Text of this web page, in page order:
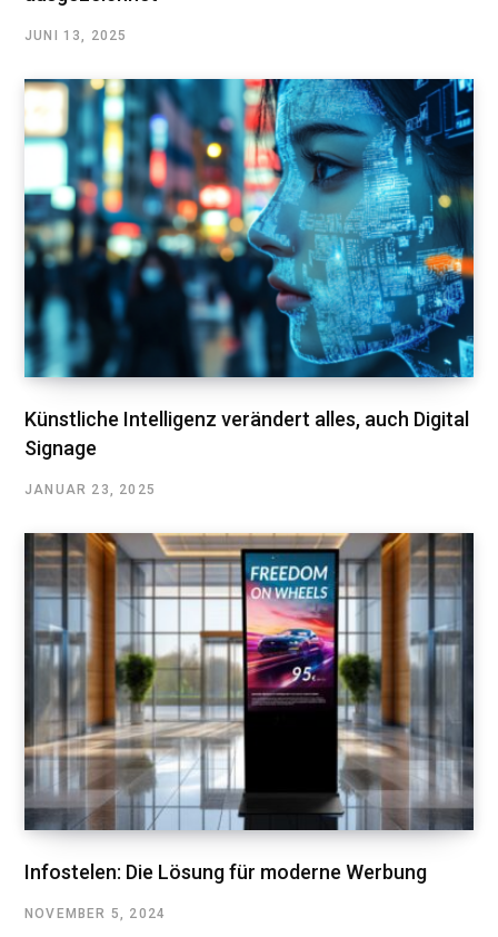
JUNI 13, 2025
Künstliche Intelligenz verändert alles, auch Digital
Signage
JANUAR 23, 2025
Infostelen: Die Lösung für moderne Werbung
NOVEMBER 5, 2024